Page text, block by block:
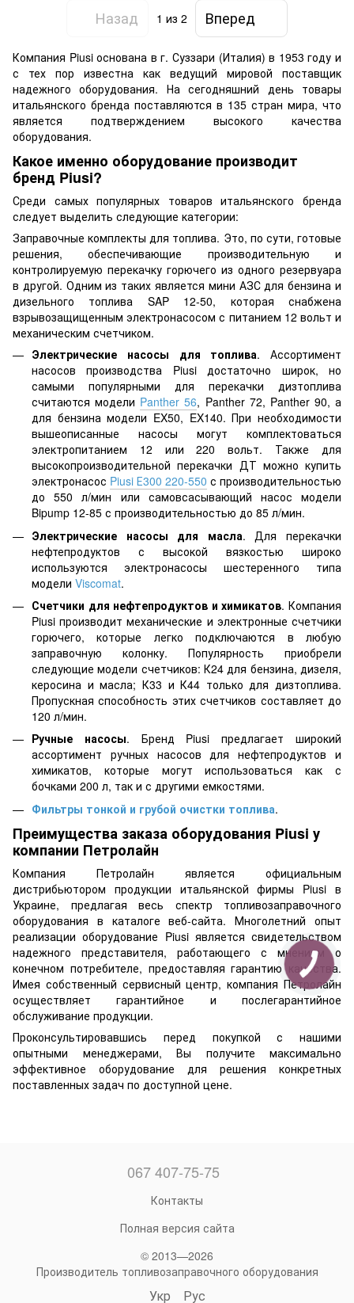
Назад 1 из 2 Вперед
Компания Piusi основана в г. Суззари (Италия) в 1953 году и
с тех пор известна как ведущий мировой поставщик
надежного оборудования. На сегодняшний день товары
итальянского бренда поставляются в 135 стран мира, что
является подтверждением высокого качества
оборудования.
Какое именно оборудование производит
бренд Piusi?
Среди самых популярных товаров итальянского бренда
следует выделить следующие категории:
Заправочные комплекты для топлива. Это, по сути, готовые
решения, обеспечивающие производительную и
контролируемую перекачку горючего из одного резервуара
в другой. Одним из таких является мини АЗС для бензина и
дизельного топлива SAP 12-50, которая снабжена
взрывозащищенным электронасосом с питанием 12 вольт и
механическим счетчиком.
Электрические насосы для топлива. Ассортимент
насосов производства Piusi достаточно широк, но
самыми популярными для перекачки дизтоплива
считаются модели Panther 56, Panther 72, Panther 90, а
для бензина модели EX50, EX140. При необходимости
вышеописанные насосы могут комплектоваться
электропитанием 12 или 220 вольт. Также для
высокопроизводительной перекачки ДТ можно купить
электронасос Piusi Е300 220-550 с производительностью
до 550 л/мин или самовсасывающий насос модели
Bipump 12-85 с производительностью до 85 л/мин.
Электрические насосы для масла. Для перекачки
нефтепродуктов с высокой вязкостью широко
используются электронасосы шестеренного типа
модели Viscomat.
Счетчики для нефтепродуктов и химикатов. Компания
Piusi производит механические и электронные счетчики
горючего, которые легко подключаются в любую
заправочную колонку. Популярность приобрели
следующие модели счетчиков: К24 для бензина, дизеля,
керосина и масла; К33 и К44 только для дизтоплива.
Пропускная способность этих счетчиков составляет до
120 л/мин.
Ручные насосы. Бренд Piusi предлагает широкий
ассортимент ручных насосов для нефтепродуктов и
химикатов, которые могут использоваться как с
бочками 200 л, так и с другими емкостями.
Фильтры тонкой и грубой очистки топлива.
Преимущества заказа оборудования Piusi у
компании Петролайн
Компания Петролайн является официальным
дистрибьютором продукции итальянской фирмы Piusi в
Украине, предлагая весь спектр топливозаправочного
оборудования в каталоге веб-сайта. Многолетний опыт
реализации оборудование Piusi является свидетельством
надежного представителя, работающего с мнением о
конечном потребителе, предоставляя гарантию качества.
Имея собственный сервисный центр, компания Петролайн
осуществляет гарантийное и послегарантийное
обслуживание продукции.
Проконсультировавшись перед покупкой с нашими
опытными менеджерами, Вы получите максимально
эффективное оборудование для решения конкретных
поставленных задач по доступной цене.
067 407-75-75
Контакты
Полная версия сайта
© 2013—2026
Производитель топливозаправочного оборудования
Укр Рус